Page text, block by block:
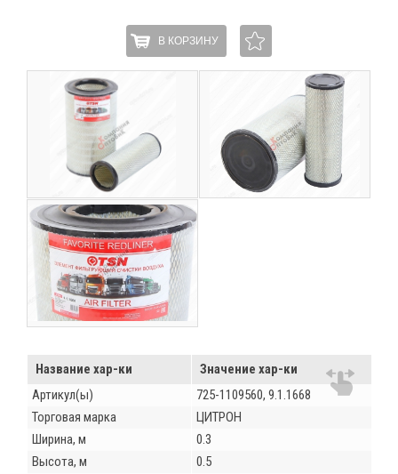
В КОРЗИНУ
Название хар-ки
Значение хар-ки
Артикул(ы)
725-1109560, 9.1.1668
Торговая марка
ЦИТРОН
Ширина, м
0.3
Высота, м
0.5